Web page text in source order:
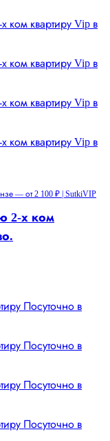
— от 2 100 ₽ | SutkiVIP
2-х ком